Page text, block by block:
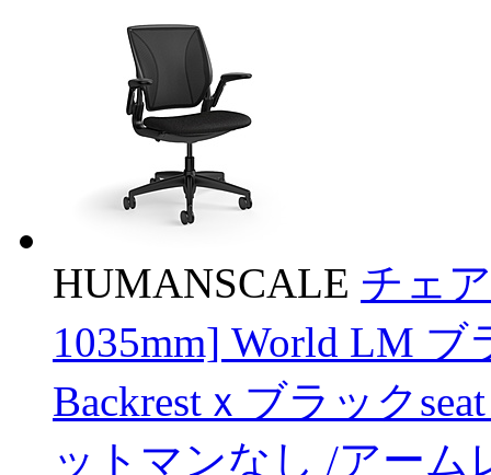
HUMANSCALE チェ
1035mm] World LM
Backrestｘブラック
ットマンなし /アー